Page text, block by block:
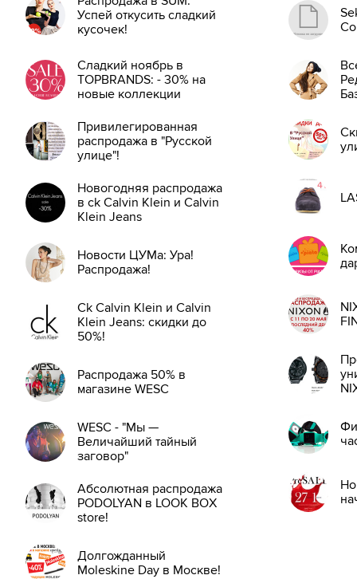
Успей откусить сладкий
кусочек!
Сладкий ноябрь в
TOPBRANDS: - 30% на
новые коллекции
Привилегированная
распродажа в "Русской
улице"!
Новогодняя распродажа
в ck Calvin Klein и Calvin
Klein Jeans
Новости ЦУМа: Ура!
Распродажа!
Ck Calvin Klein и Calvin
Klein Jeans: скидки до
50%!
Распродажа 50% в
магазине WESC
WESC - "Мы —
Величайший тайный
заговор"
Абсолютная распродажа
PODOLYAN в LOOK BOX
store!
Долгожданный
Moleskine Day в Москве!